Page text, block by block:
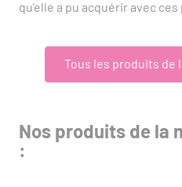
qu’elle a pu acquérir avec
Tous les produits de
Nos produits de la
: